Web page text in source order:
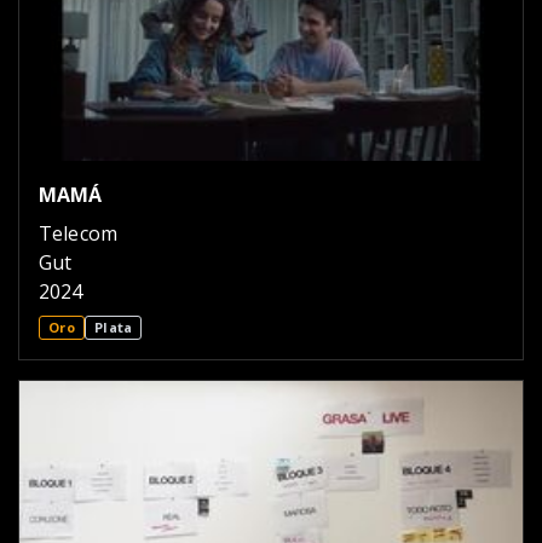
MAMÁ
Telecom
Gut
2024
Oro Plata